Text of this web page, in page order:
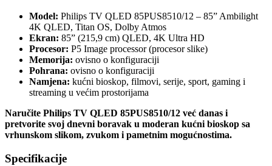
Model: Philips TV QLED 85PUS8510/12 – 85” Ambilight
4K QLED, Titan OS, Dolby Atmos
Ekran: 85” (215,9 cm) QLED, 4K Ultra HD
Procesor: P5 Image processor (procesor slike)
Memorija: ovisno o konfiguraciji
Pohrana: ovisno o konfiguraciji
Namjena: kućni bioskop, filmovi, serije, sport, gaming i
streaming u većim prostorijama
Naručite Philips TV QLED 85PUS8510/12 već danas i
pretvorite svoj dnevni boravak u moderan kućni bioskop sa
vrhunskom slikom, zvukom i pametnim mogućnostima.
Specifikacije